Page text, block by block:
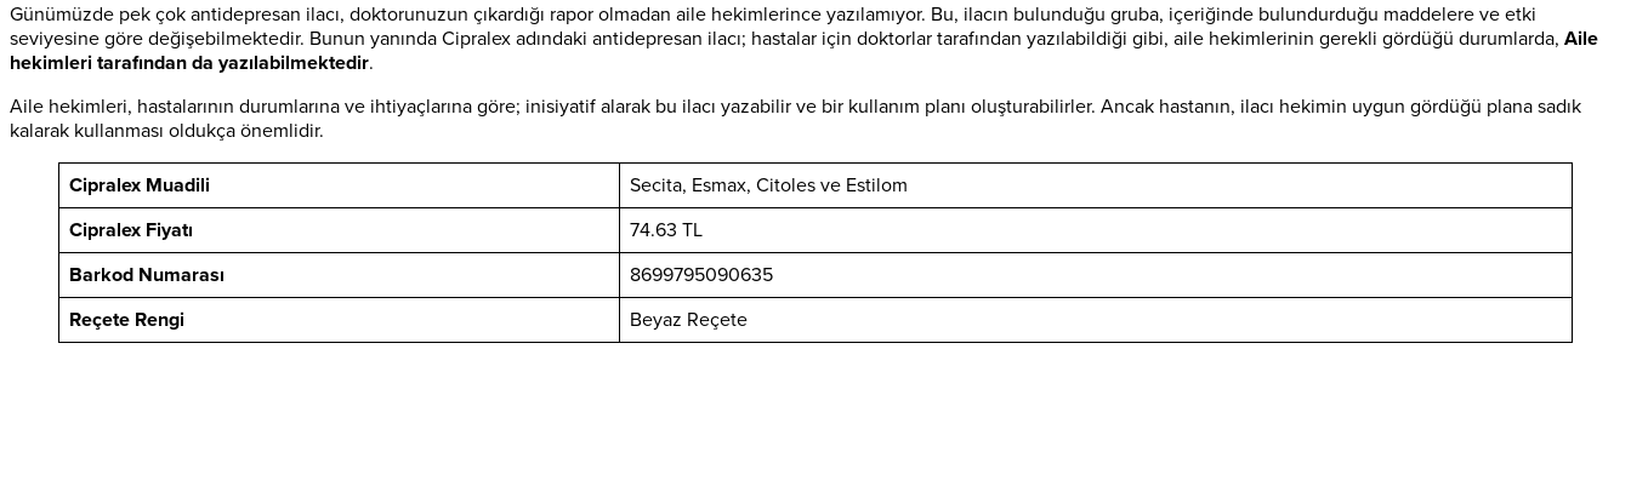
Günümüzde pek çok antidepresan ilacı, doktorunuzun çıkardığı rapor olmadan aile hekimlerince yazılamıyor. Bu, ilacın bulunduğu gruba, içeriğinde bulundurduğu maddelere ve etki
seviyesine göre değişebilmektedir. Bunun yanında Cipralex adındaki antidepresan ilacı; hastalar için doktorlar tarafından yazılabildiği gibi, aile hekimlerinin gerekli gördüğü durumlarda, Aile
hekimleri tarafından da yazılabilmektedir.
Aile hekimleri, hastalarının durumlarına ve ihtiyaçlarına göre; inisiyatif alarak bu ilacı yazabilir ve bir kullanım planı oluşturabilirler. Ancak hastanın, ilacı hekimin uygun gördüğü plana sadık
kalarak kullanması oldukça önemlidir.
Cipralex Muadili
Secita, Esmax, Citoles ve Estilom
Cipralex Fiyatı
74.63 TL
Barkod Numarası
8699795090635
Reçete Rengi
Beyaz Reçete